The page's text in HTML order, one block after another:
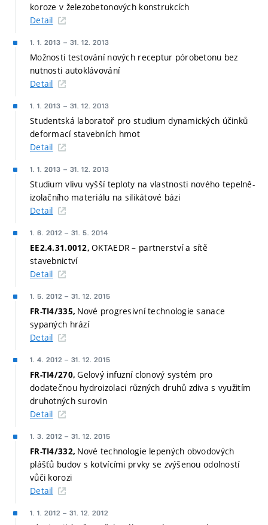
koroze v železobetonových konstrukcích
Detail
1. 1. 2013 – 31. 12. 2013
Možnosti testování nových receptur pórobetonu bez
nutnosti autoklávování
Detail
1. 1. 2013 – 31. 12. 2013
Studentská laboratoř pro studium dynamických účinků
deformací stavebních hmot
Detail
1. 1. 2013 – 31. 12. 2013
Studium vlivu vyšší teploty na vlastnosti nového tepelně-
izolačního materiálu na silikátové bázi
Detail
1. 6. 2012 – 31. 5. 2014
EE2.4.31.0012,OKTAEDR – partnerství a sítě
stavebnictví
Detail
1. 5. 2012 – 31. 12. 2015
FR-TI4/335, Nové progresivní technologie sanace
sypaných hrází
Detail
1. 4. 2012 – 31. 12. 2015
FR-TI4/270,Gelový infuzní clonový systém pro
dodatečnou hydroizolaci různých druhů zdiva s využitím
druhotných surovin
Detail
1. 3. 2012 – 31. 12. 2015
FR-TI4/332, Nové technologie lepených obvodových
plášťů budov s kotvícími prvky se zvýšenou odolností
vůči korozi
Detail
1. 1. 2012 – 31. 12. 2012